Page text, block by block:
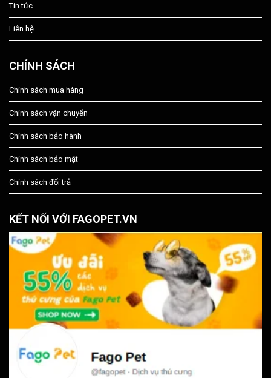
Tin tức
Liên hệ
CHÍNH SÁCH
Chính sách mua hàng
Chính sách vận chuyển
Chính sách bảo hành
Chính sách bảo mật
Chính sách đổi trả
KẾT NỐI VỚI FAGOPET.VN